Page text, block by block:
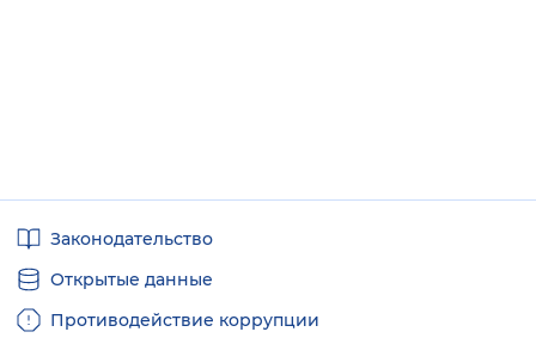
ссылкиЗаконодательство
Открытые данные
Противодействие коррупции